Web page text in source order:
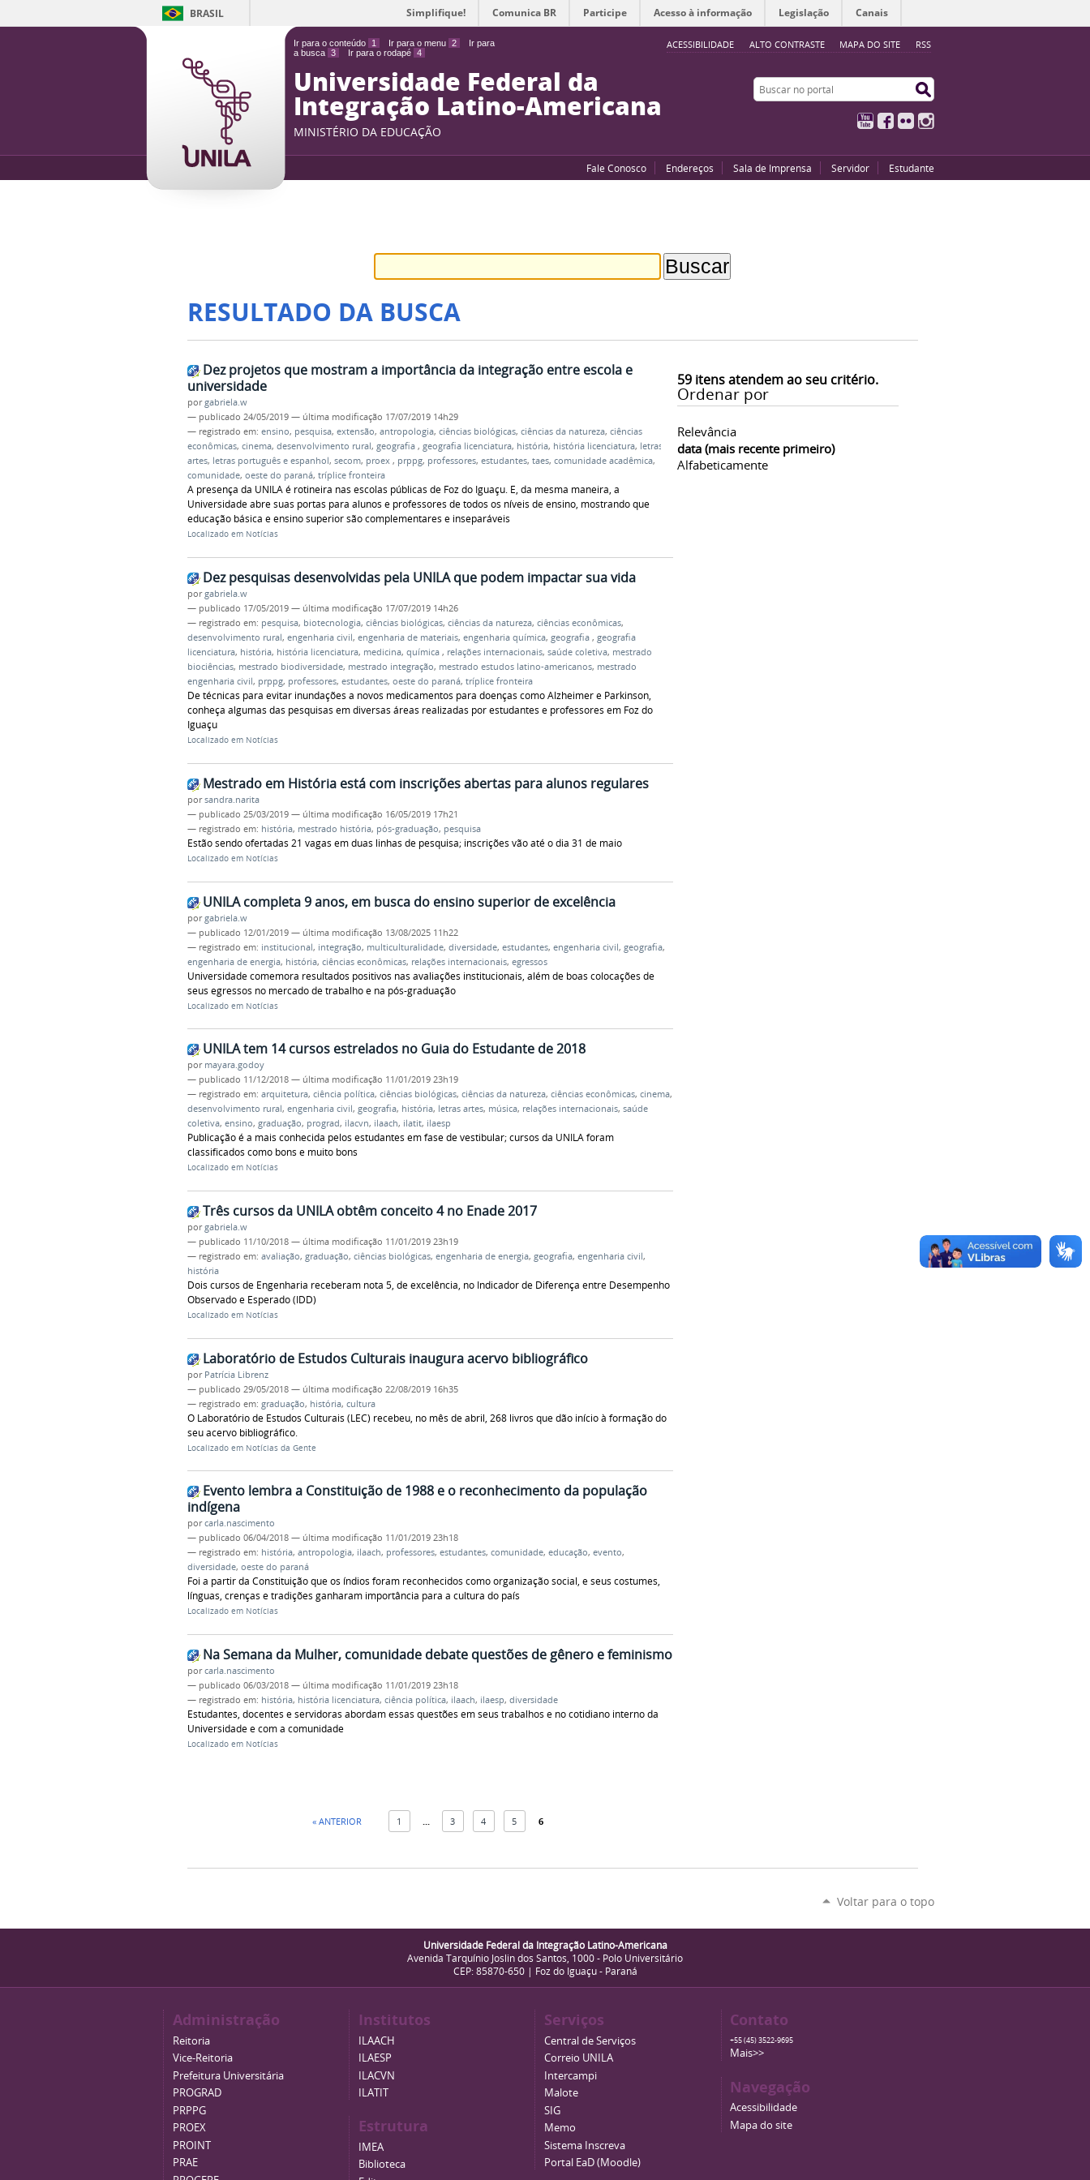
Ir para o conteúdo 1 Ir para o menu 2
Ir para
a busca 3 Ir para o rodapé 4
ACESSIBILIDADE ALTO CONTRASTE MAPA DO SITE RSS
BRASIL Simplifique! Comunica BR Participe Acesso à informação Legislação Canais
Universidade Federal da
Integração Latino-Americana
MINISTÉRIO DA EDUCAÇÃO
Buscar no portal
YouTubeFacebook
Flickr
Fale Conosco Endereços Sala de Imprensa Servidor Estudante
RESULTADO DA BUSCA
59itens atendem ao seu critério.
Ordenar por
Relevância
data (mais recente primeiro)
Alfabeticamente
Dez projetos que mostram a importância da integração entre escola e
universidade
porgabriela.w
— publicado 24/05/2019 — última modificação 17/07/2019 14h29
— registrado em: ensino, pesquisa, extensão, antropologia, ciências biológicas, ciências da natureza, ciências
econômicas, cinema, desenvolvimento rural, geografia , geografia licenciatura, história, história licenciatura, letras
artes, letras português e espanhol, secom, proex , prppg, professores, estudantes, taes, comunidade acadêmica,
comunidade, oeste do paraná, tríplice fronteira
A presença da UNILA é rotineira nas escolas públicas de Foz do Iguaçu. E, da mesma maneira, a
Universidade abre suas portas para alunos e professores de todos os níveis de ensino, mostrando que
educação básica e ensino superior são complementares e inseparáveis
Localizado em Notícias
Dez pesquisas desenvolvidas pela UNILA que podem impactar sua vida
porgabriela.w
— publicado 17/05/2019 — última modificação 17/07/2019 14h26
— registrado em: pesquisa, biotecnologia, ciências biológicas, ciências da natureza, ciências econômicas,
desenvolvimento rural, engenharia civil, engenharia de materiais, engenharia química, geografia , geografia
licenciatura, história, história licenciatura, medicina, química , relações internacionais, saúde coletiva, mestrado
biociências, mestrado biodiversidade, mestrado integração, mestrado estudos latino-americanos, mestrado
engenharia civil, prppg, professores, estudantes, oeste do paraná, tríplice fronteira
De técnicas para evitar inundações a novos medicamentos para doenças como Alzheimer e Parkinson,
conheça algumas das pesquisas em diversas áreas realizadas por estudantes e professores em Foz do
Iguaçu
Localizado em Notícias
Mestrado em História está com inscrições abertas para alunos regulares
porsandra.narita
— publicado 25/03/2019 — última modificação 16/05/2019 17h21
— registrado em: história, mestrado história, pós-graduação, pesquisa
Estão sendo ofertadas 21 vagas em duas linhas de pesquisa; inscrições vão até o dia 31 de maio
Localizado em Notícias
UNILA completa 9 anos, em busca do ensino superior de excelência
porgabriela.w
— publicado 12/01/2019 — última modificação 13/08/2025 11h22
— registrado em: institucional, integração, multiculturalidade, diversidade, estudantes, engenharia civil, geografia,
engenharia de energia, história, ciências econômicas, relações internacionais, egressos
Universidade comemora resultados positivos nas avaliações institucionais, além de boas colocações de
seus egressos no mercado de trabalho e na pós-graduação
Localizado em Notícias
UNILA tem 14 cursos estrelados no Guia do Estudante de 2018
por mayara.godoy
— publicado 11/12/2018 — última modificação 11/01/2019 23h19
— registrado em: arquitetura, ciência política, ciências biológicas, ciências da natureza, ciências econômicas, cinema,
desenvolvimento rural, engenharia civil, geografia, história, letras artes, música, relações internacionais, saúde
coletiva, ensino, graduação, prograd, ilacvn, ilaach, ilatit, ilaesp
Publicação é a mais conhecida pelos estudantes em fase de vestibular; cursos da UNILA foram
classificados como bons e muito bons
Localizado em Notícias
Três cursos da UNILA obtêm conceito 4 no Enade 2017
porgabriela.w
— publicado 11/10/2018 — última modificação 11/01/2019 23h19
— registrado em: avaliação, graduação, ciências biológicas, engenharia de energia, geografia, engenharia civil,
história
Dois cursos de Engenharia receberam nota 5, de excelência, no Indicador de Diferença entre Desempenho
Observado e Esperado (IDD)
Localizado em Notícias
Laboratório de Estudos Culturais inaugura acervo bibliográfico
por Patrícia Librenz
— publicado 29/05/2018 — última modificação 22/08/2019 16h35
— registrado em: graduação, história, cultura
O Laboratório de Estudos Culturais (LEC) recebeu, no mês de abril, 268 livros que dão início à formação do
seu acervo bibliográfico.
Localizado em Notícias da Gente
Evento lembra a Constituição de 1988 e o reconhecimento da população
indígena
porcarla.nascimento
— publicado 06/04/2018 — última modificação 11/01/2019 23h18
— registrado em: história, antropologia, ilaach, professores, estudantes, comunidade, educação, evento,
diversidade, oeste do paraná
Foi a partir da Constituição que os índios foram reconhecidos como organização social, e seus costumes,
línguas, crenças e tradições ganharam importância para a cultura do país
Localizado em Notícias
Na Semana da Mulher, comunidade debate questões de gênero e feminismo
porcarla.nascimento
— publicado 06/03/2018 — última modificação 11/01/2019 23h18
— registrado em: história, história licenciatura, ciência política, ilaach, ilaesp, diversidade
Estudantes, docentes e servidoras abordam essas questões em seus trabalhos e no cotidiano interno da
Universidade e com a comunidade
Localizado em Notícias
« ANTERIOR 1 ... 3 4 5 6
Voltar para o topo
Universidade Federal da Integração Latino-Americana
Avenida Tarquínio Joslin dos Santos, 1000 - Polo Universitário
CEP: 85870-650 | Foz do Iguaçu - Paraná
Administração
Reitoria
Vice-Reitoria
Prefeitura Universitária
PROGRAD
PRPPG
PROEX
PROINT
PRAE
Institutos
ILAACH
ILAESP
ILACVN
ILATIT
Estrutura
IMEA
Biblioteca
Serviços
Central de Serviços
Correio UNILA
Intercampi
Malote
SIG
Memo
Sistema Inscreva
Portal EaD (Moodle)
Contato
+55 (45) 3522-9695
Mais>>
Navegação
Acessibilidade
Mapa do site